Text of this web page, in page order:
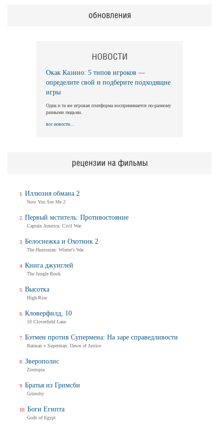
обновления
НОВОСТИ
Окак Казино: 5 типов игроков —
определите свой и подберите подходящие
игры
Одна и та же игровая платформа воспринимается по-разному
разными людьми.
все новости...
рецензии на фильмы
Иллюзия обмана 2
Now You See Me 2
Первый мститель: Противостояние
Captain America: Civil War
Белоснежка и Охотник 2
The Huntsman: Winter's War
Книга джунглей
The Jungle Book
Высотка
High-Rise
Кловерфилд, 10
10 Cloverfield Lane
Бэтмен против Супермена: На заре справедливости
Batman v Superman: Dawn of Justice
Зверополис
Zootopia
Братья из Гримсби
Grimsby
Боги Египта
Gods of Egypt